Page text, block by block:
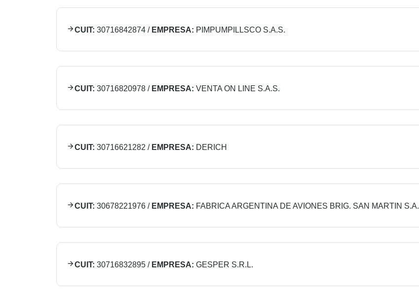
CUIT: 30716842874 / EMPRESA: PIMPUMPILLSCO S.A.S.
CUIT: 30716820978 / EMPRESA: VENTA ON LINE S.A.S.
CUIT: 30716621282 / EMPRESA: DERICH
CUIT: 30678221976 / EMPRESA: FABRICA ARGENTINA DE AVIONES BRIG. SAN MARTIN S.A.
CUIT: 30716832895 / EMPRESA: GESPER S.R.L.